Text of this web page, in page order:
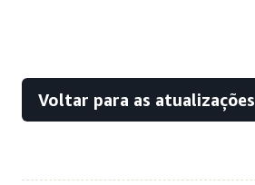
Voltar para as atualizações